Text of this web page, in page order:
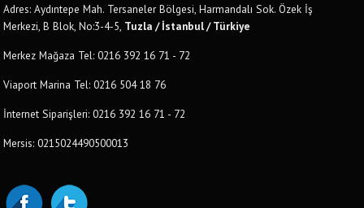
Adres: Aydıntepe Mah. Tersaneler Bölgesi, Harmandalı Sok. Özek İş
Merkezi, B Blok, No:3-4-5, Tuzla / İstanbul / Türkiye
Merkez Mağaza Tel: 0216 392 16 71 - 72
Viaport Marina Tel: 0216 504 18 76
İnternet Siparişleri: 0216 392 16 71 - 72
Mersis: 0215024490500013